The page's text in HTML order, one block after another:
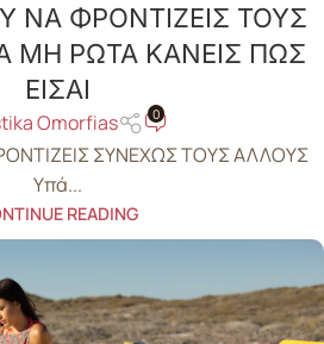
ΝΑ ΦΡΟΝΤΙΖΕΙΣ ΤΟΥΣ
ΜΗ ΡΩΤΑ ΚΑΝΕΙΣ ΠΩΣ
ΕΙΣΑΙ
Omorfias 0
ΣΥΝΕΧΩΣ ΤΟΥΣ ΑΛΛΟΥΣ
Υπά...
READING